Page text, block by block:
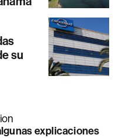
su
explicaciones